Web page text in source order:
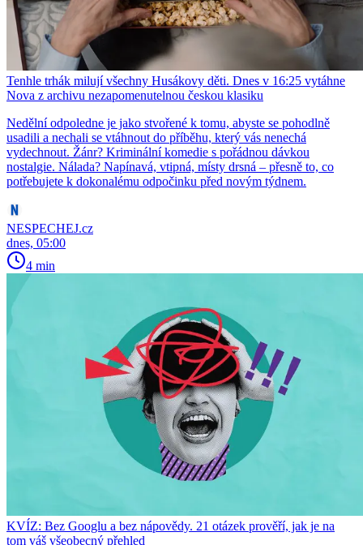
Tenhle trhák milují všechny Husákovy děti. Dnes v 16:25 vytáhne
Nova z archivu nezapomenutelnou českou klasiku
Nedělní odpoledne je jako stvořené k tomu, abyste se pohodlně
usadili a nechali se vtáhnout do příběhu, který vás nenechá
vydechnout. Žánr? Kriminální komedie s pořádnou dávkou
nostalgie. Nálada? Napínavá, vtipná, místy drsná – přesně to, co
potřebujete k dokonalému odpočinku před novým týdnem.
NESPECHEJ.cz
dnes, 05:00
4 min
KVÍZ: Bez Googlu a bez nápovědy. 21 otázek prověří, jak je na
tom váš všeobecný přehled